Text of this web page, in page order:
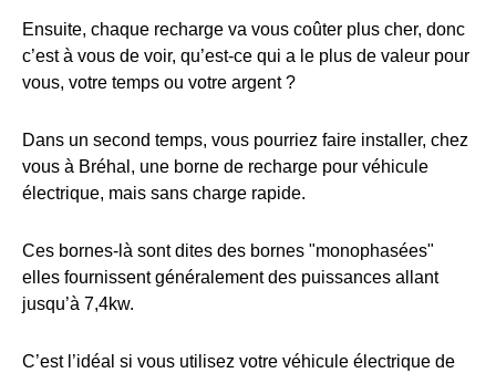
Ensuite, chaque recharge va vous coûter plus cher, donc
c’est à vous de voir, qu’est-ce qui a le plus de valeur pour
vous, votre temps ou votre argent ?
Dans un second temps, vous pourriez faire installer, chez
vous à Bréhal, une borne de recharge pour véhicule
électrique, mais sans charge rapide.
Ces bornes-là sont dites des bornes "monophasées"
elles fournissent généralement des puissances allant
jusqu’à 7,4kw.
C’est l’idéal si vous utilisez votre véhicule électrique de